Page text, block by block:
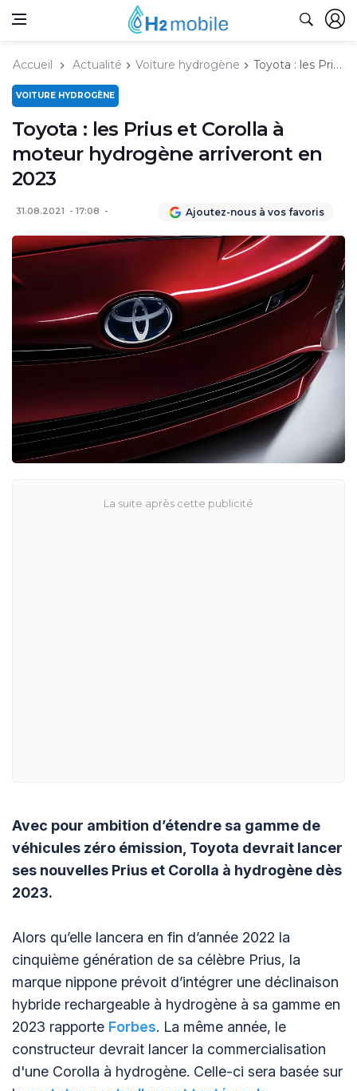
Accueil Actualité Voiture hydrogène Toyota : les Prius et Corolla à moteur hydrogène arriveront en 2023
VOITURE HYDROGÈNE
Toyota : les Prius et Corolla à
moteur hydrogène arriveront en
2023
31.08.2021 17:08 Ajoutez-nous à vos favoris
Avec pour ambition d’étendre sa gamme de
véhicules zéro émission, Toyota devrait lancer
ses nouvelles Prius et Corolla à hydrogène dès
2023.
Alors qu’elle lancera en fin d’année 2022 la
cinquième génération de sa célèbre Prius, la
marque nippone prévoit d’intégrer une déclinaison
hybride rechargeable à hydrogène à sa gamme en
2023 rapporte Forbes. La même année, le
constructeur devrait lancer la commercialisation
d'une Corolla à hydrogène. Celle-ci sera basée sur